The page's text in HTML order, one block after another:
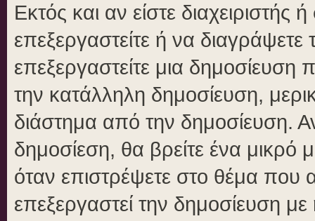
Εκτός και αν είστε διαχειριστής
επεξεργαστείτε ή να
επεξεργαστείτε μια δημοσίευση
την κατάλληλη δημοσίευση,
διάστημα από την δημοσίευση.
δημοσίεση, θα βρείτε ένα
όταν επιστρέψετε στο θέμα που
επεξεργαστεί την δημοσίευση